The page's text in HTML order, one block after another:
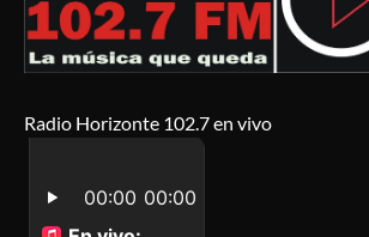
Radio Horizonte 102.7 en vivo